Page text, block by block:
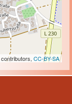
contributors, CC-BY-SA